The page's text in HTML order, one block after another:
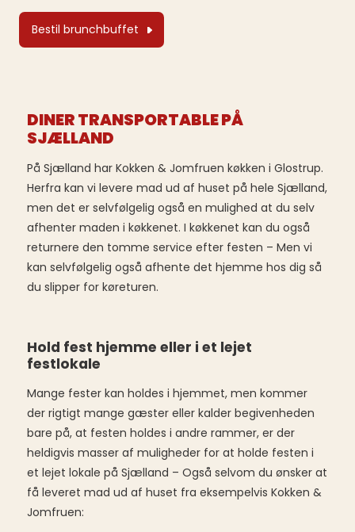
Bestil brunchbuffet
DINER TRANSPORTABLE PÅ
SJÆLLAND
På Sjælland har Kokken & Jomfruen køkken i Glostrup.
Herfra kan vi levere mad ud af huset på hele Sjælland,
men det er selvfølgelig også en mulighed at du selv
afhenter maden i køkkenet. I køkkenet kan du også
returnere den tomme service efter festen – Men vi
kan selvfølgelig også afhente det hjemme hos dig så
du slipper for køreturen.
Hold fest hjemme eller i et lejet
festlokale
Mange fester kan holdes i hjemmet, men kommer
der rigtigt mange gæster eller kalder begivenheden
bare på, at festen holdes i andre rammer, er der
heldigvis masser af muligheder for at holde festen i
et lejet lokale på Sjælland – Også selvom du ønsker at
få leveret mad ud af huset fra eksempelvis Kokken &
Jomfruen: